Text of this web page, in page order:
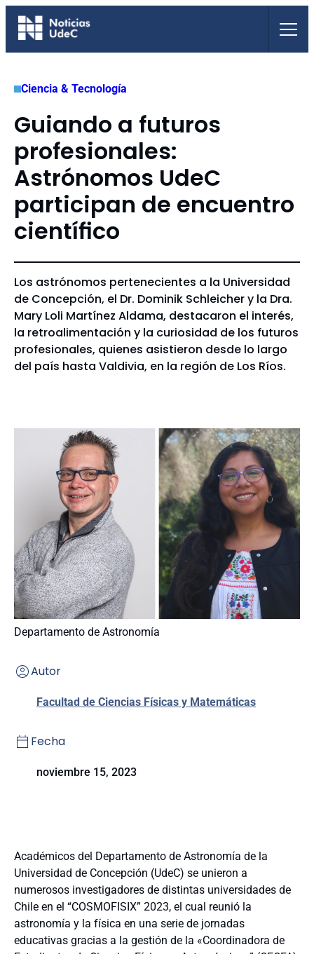
Saltar
Ciencia & Tecnología
Guiando a futuros
profesionales:
Astrónomos UdeC
participan de encuentro
científico
Los astrónomos pertenecientes a la Universidad
de Concepción, el Dr. Dominik Schleicher y la Dra.
Mary Loli Martínez Aldama, destacaron el interés,
la retroalimentación y la curiosidad de los futuros
profesionales, quienes asistieron desde lo largo
del país hasta Valdivia, en la región de Los Ríos.
Departamento de Astronomía
Autor
Facultad de Ciencias Físicas y Matemáticas
Fecha
noviembre 15, 2023
Académicos del Departamento de Astronomía de la
Universidad de Concepción (UdeC) se unieron a
numerosos investigadores de distintas universidades de
Chile en el “COSMOFISIX” 2023, el cual reunió la
astronomía y la física en una serie de jornadas
educativas gracias a la gestión de la «Coordinadora de